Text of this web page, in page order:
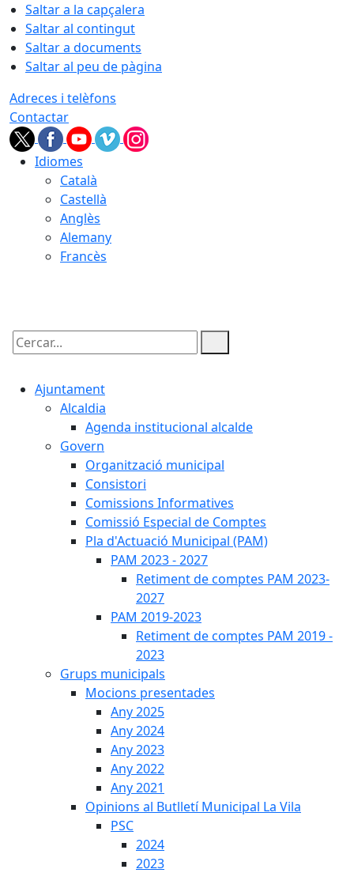
Saltar a la capçalera
Saltar al contingut
Saltar a documents
Saltar al peu de pàgina
Adreces i telèfons
Contactar
Idiomes
Català
Castellà
Anglès
Alemany
Francès
Cercar:
Ajuntament
Alcaldia
Agenda institucional alcalde
Govern
Organització municipal
Consistori
Comissions Informatives
Comissió Especial de Comptes
Pla d'Actuació Municipal (PAM)
PAM 2023 - 2027
Retiment de comptes PAM 2023-
2027
PAM 2019-2023
Retiment de comptes PAM 2019 -
2023
Grups municipals
Mocions presentades
Any 2025
Any 2024
Any 2023
Any 2022
Any 2021
Opinions al Butlletí Municipal La Vila
PSC
2024
2023